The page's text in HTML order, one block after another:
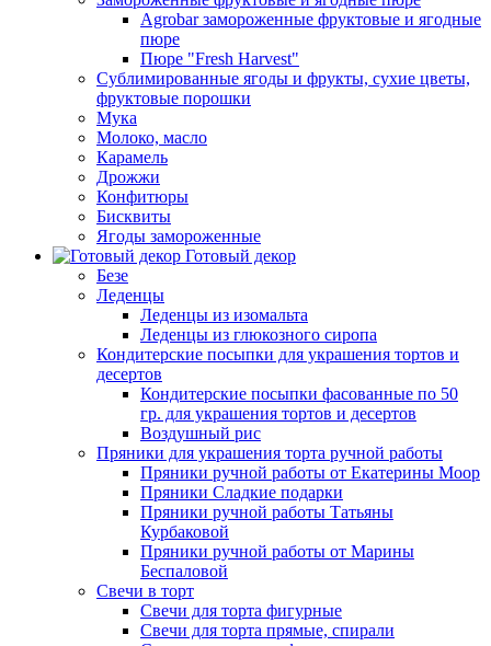
Agrobar замороженные фруктовые и ягодные
пюре
Пюре "Fresh Harvest"
Сублимированные ягоды и фрукты, сухие цветы,
фруктовые порошки
Мука
Молоко, масло
Карамель
Дрожжи
Конфитюры
Бисквиты
Ягоды замороженные
Готовый декор
Безе
Леденцы
Леденцы из изомальта
Леденцы из глюкозного сиропа
Кондитерские посыпки для украшения тортов и
десертов
Кондитерские посыпки фасованные по 50
гр. для украшения тортов и десертов
Воздушный рис
Пряники для украшения торта ручной работы
Пряники ручной работы от Екатерины Моор
Пряники Сладкие подарки
Пряники ручной работы Татьяны
Курбаковой
Пряники ручной работы от Марины
Беспаловой
Свечи в торт
Свечи для торта фигурные
Свечи для торта прямые, спирали